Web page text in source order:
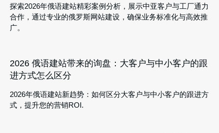
探索2026年俄语建站精彩案例分析，展示中亚客户与工厂通力
合作，通过专业的俄罗斯网站建设，确保业务标准化与高效推
广。
2026 俄语建站带来的询盘：大客户与中小客户的跟
进方式怎么区分
2026年俄语建站新趋势：如何区分大客户与中小客户的跟进方
式，提升您的营销ROI.